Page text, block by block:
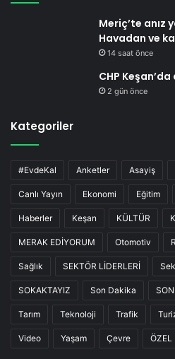
Meriç’te anız
Havadan ve
14 saat önce
CHP
2 gün önce
Kategoriler
#EvdeKal Anketler Asayiş
Canlı Yayın Ekonomi Eğitim
Haberler Keşan KÜLTÜR
MERAK EDİYORUM Otomotiv
Sağlık SEKTÖR LİDERLERİ
SOKAKTAYIZ Son Dakika
Tarım Teknoloji Trafik
Video Yaşam Çevre ÖZEL